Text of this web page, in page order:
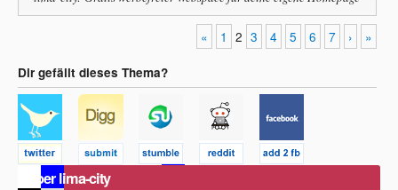
« 1 2 3 4 5 6 7 › »
Dir gefällt dieses Thema?
Über lima-city